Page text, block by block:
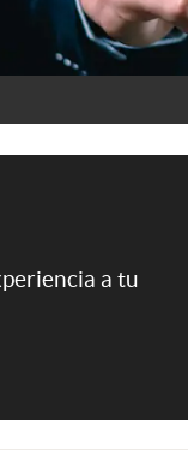
a tu